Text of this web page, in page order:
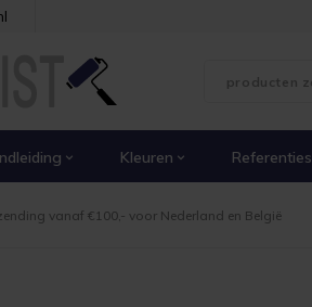
Kleuren Referenties
vanaf €100,- voor Nederland en België